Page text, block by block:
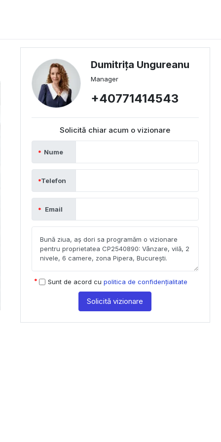
Dumitrița Ungureanu
Manager
+40771414543
Solicită chiar acum o vizionare
Nume
Telefon
Email
Sunt de acord cu politica de confidențialitate
Solicită vizionare